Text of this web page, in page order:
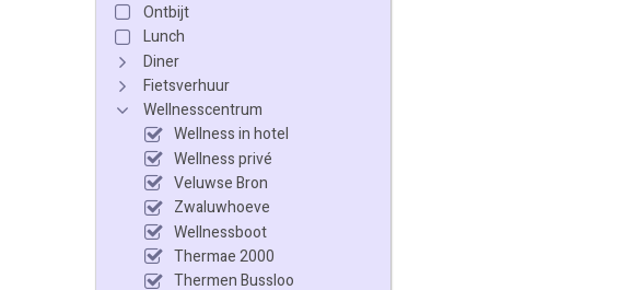
Ontbijt
Lunch
Diner
Fietsverhuur
Wellnesscentrum
Wellness in hotel
Wellness privé
Veluwse Bron
Zwaluwhoeve
Wellnessboot
Thermae 2000
Thermen Bussloo